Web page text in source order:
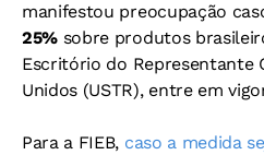
manifestou preocupação
25% sobre produtos
Escritório do Representante
Unidos (USTR), entre em
Para a FIEB, caso a medida